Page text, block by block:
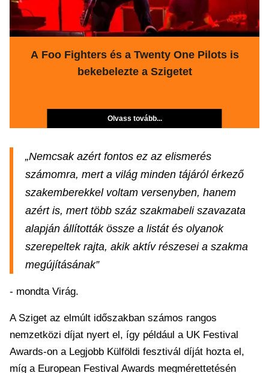
A Foo Fighters és a Twenty One Pilots is
bekebelezte a Szigetet
Olvass tovább...
„Nemcsak azért fontos ez az elismerés
számomra, mert a világ minden tájáról érkező
szakemberekkel voltam versenyben, hanem
azért is, mert több száz szakmabeli szavazata
alapján állították össze a listát és olyanok
szerepeltek rajta, akik aktív részesei a szakma
megújításának”
- mondta Virág.
A Sziget az elmúlt időszakban számos rangos
nemzetközi díjat nyert el, így például a UK Festival
Awards-on a Legjobb Külföldi fesztivál díját hozta el,
míg a European Festival Awards megmérettetésén